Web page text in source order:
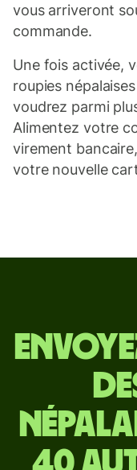
vous arriveront
commande.
Une fois activée,
roupies
voudrez parmi
Alimentez votre
virement
votre nouvelle
et
des